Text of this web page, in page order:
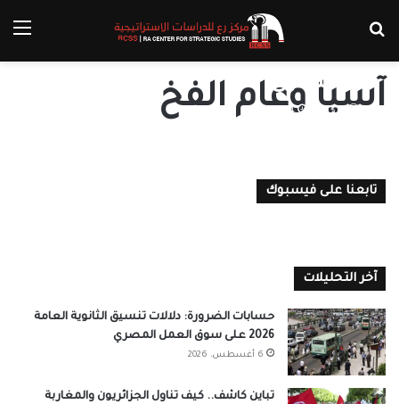
آسيا وعام الفخ
آسيا وعام الفخ الاستراتيجي
العسكري
مركز رع 4 يناير، 2023
تابعنا على فيسبوك
آخر التحليلات
حسابات الضرورة: دلالات تنسيق الثانوية العامة
2026 على سوق العمل المصري
6 أغسطس، 2026
تباين كاشف.. كيف تناول الجزائريون والمغاربة